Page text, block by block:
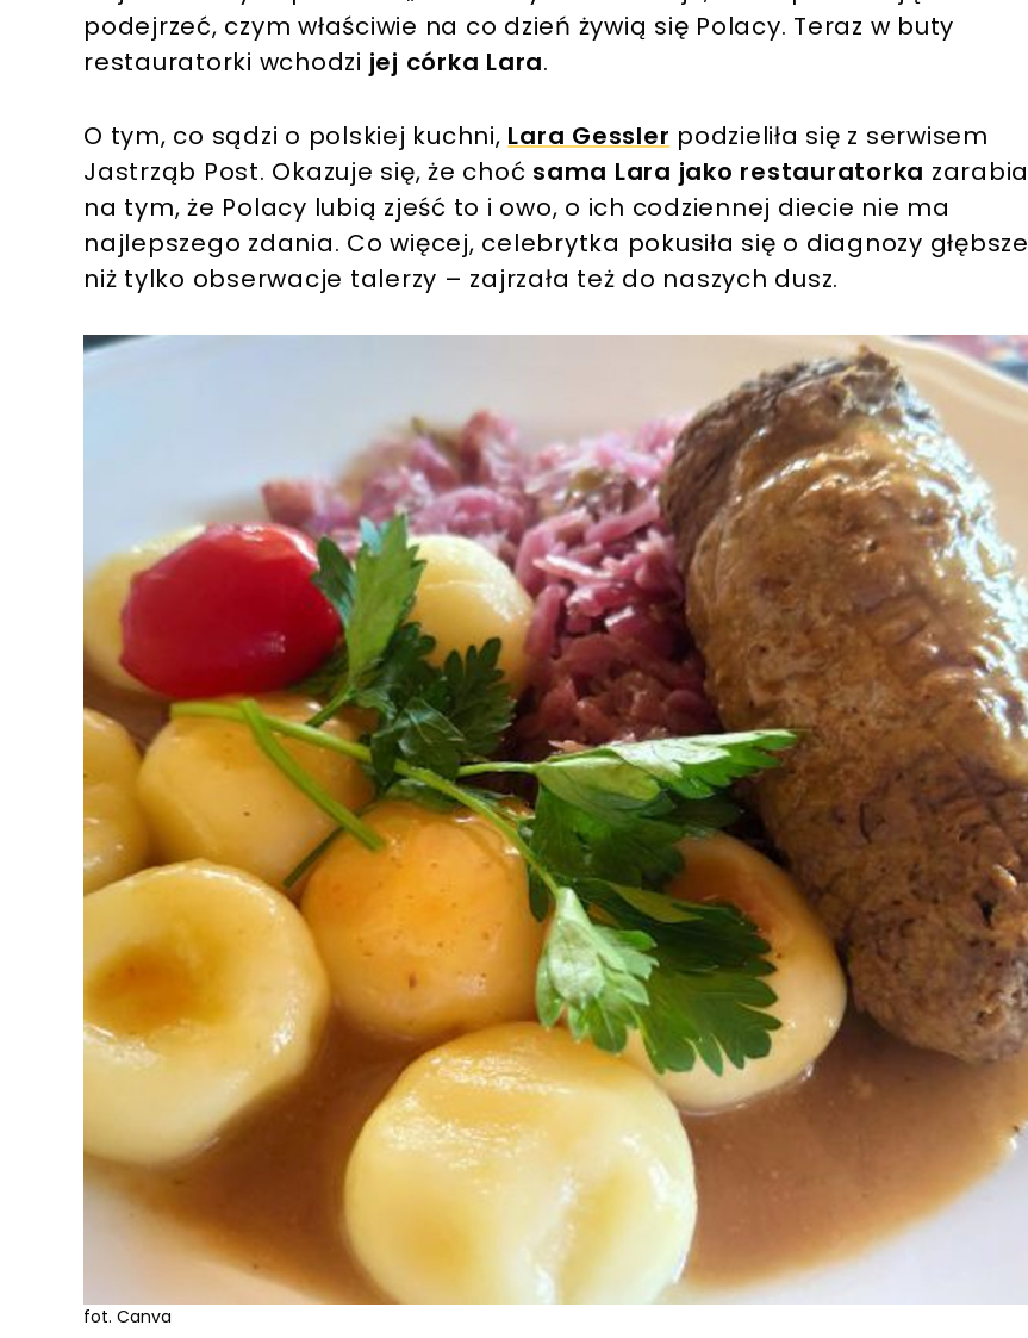
podejrzeć, czym właściwie na co dzień żywią się Polacy. Teraz w buty
restauratorki wchodzi jej córka Lara.
O tym, co sądzi o polskiej kuchni, Lara Gessler podzieliła się z serwisem
Jastrząb Post. Okazuje się, że choć sama Lara jako restauratorka zarabia
na tym, że Polacy lubią zjeść to i owo, o ich codziennej diecie nie ma
najlepszego zdania. Co więcej, celebrytka pokusiła się o diagnozy głębsze
niż tylko obserwacje talerzy – zajrzała też do naszych dusz.
fot. Canva